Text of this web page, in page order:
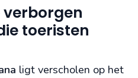
verborgen
toeristen
ligt verscholen op het